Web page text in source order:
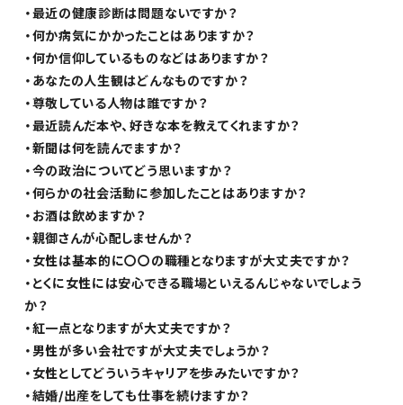
・最近の健康診断は問題ないですか？
・何か病気にかかったことはありますか？
・何か信仰しているものなどはありますか？
・あなたの人生観はどんなものですか？
・尊敬している人物は誰ですか？
・最近読んだ本や、好きな本を教えてくれますか？
・新聞は何を読んでますか？
・今の政治についてどう思いますか？
・何らかの社会活動に参加したことはありますか？
・お酒は飲めますか？
・親御さんが心配しませんか？
・女性は基本的に〇〇の職種となりますが大丈夫ですか？
・とくに女性には安心できる職場といえるんじゃないでしょう
か？
・紅一点となりますが大丈夫ですか？
・男性が多い会社ですが大丈夫でしょうか？
・女性としてどういうキャリアを歩みたいですか？
・結婚/出産をしても仕事を続けますか？